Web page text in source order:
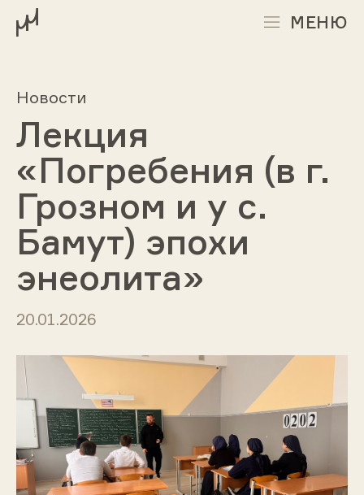
МЕНЮ
Новости
Лекция
«Погребения (в г.
Грозном и у с.
Бамут) эпохи
энеолита»
20.01.2026